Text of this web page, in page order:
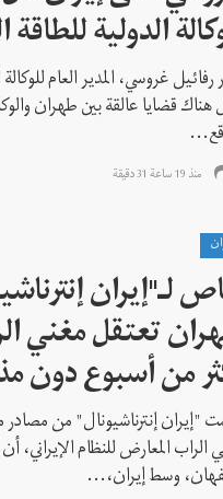
الدولية
رفائيل غروسي، المدير العام
هناك قضايا عالقة بين طهران
منذ 19 ساعة 31 دقیقة
لـ"إيران
تعتقل مغني
من أسبوع دون
"إيران إنترناشيونال" من مصادر
الراب المعارض للنظام
وسط إيران،...